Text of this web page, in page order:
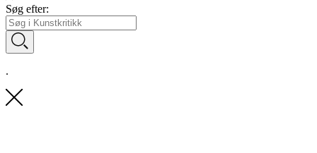
Søg efter:
.